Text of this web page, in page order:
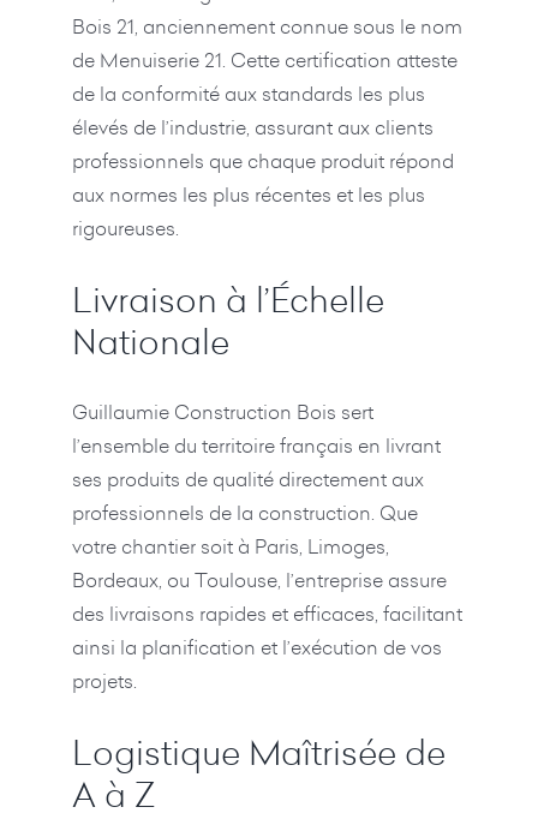
Bois 21, anciennement connue sous le nom
de Menuiserie 21. Cette certification atteste
de la conformité aux standards les plus
élevés de l’industrie, assurant aux clients
professionnels que chaque produit répond
aux normes les plus récentes et les plus
rigoureuses.
Livraison à l’Échelle
Nationale
Guillaumie Construction Bois sert
l’ensemble du territoire français en livrant
ses produits de qualité directement aux
professionnels de la construction. Que
votre chantier soit à Paris, Limoges,
Bordeaux, ou Toulouse, l’entreprise assure
des livraisons rapides et efficaces, facilitant
ainsi la planification et l’exécution de vos
projets.
Logistique Maîtrisée de
A à Z